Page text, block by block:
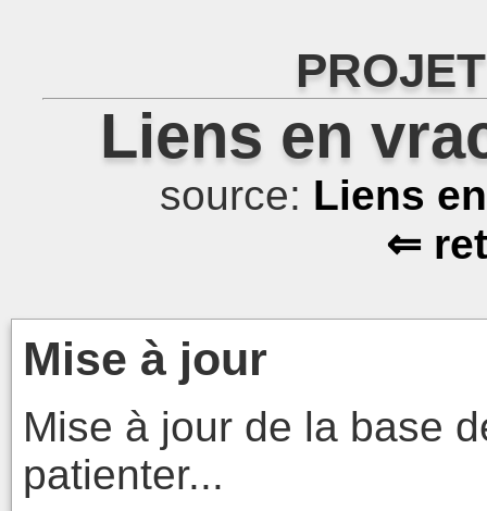
Liens en
source: Liens
⇐
Mise à jour
Mise à jour de la base
patienter...